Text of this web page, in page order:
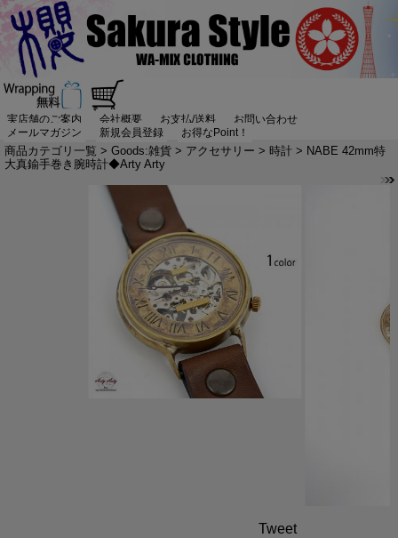
実店舗のご案内 会社概要 お支払/送料
お問い合わせ
メールマガジン
新規会員登録 お得なPoint！
商品カテゴリ一覧 > Goods:雑貨 > アクセサリー > 時計 > NABE 42mm特
大真鍮手巻き腕時計◆Arty Arty
Tweet